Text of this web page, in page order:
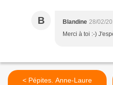
B Blandine 28/02/
Merci à toi :-)
< Pépites. Anne-Laure